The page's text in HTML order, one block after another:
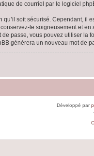
de courriel par le logiciel
soit sécurisé. Cependant,
le soigneusement et
passe, vous pouvez utiliser
générera un nouveau mot de
Développé par